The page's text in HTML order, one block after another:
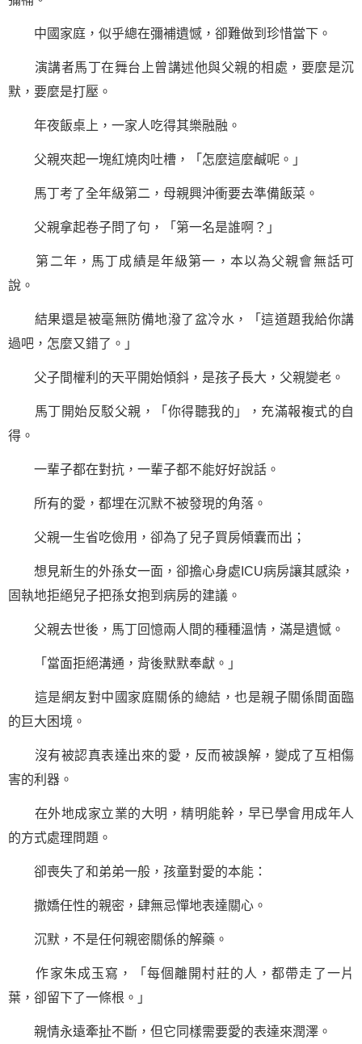
中國家庭，似乎總在彌補遺憾，卻難做到珍惜當下。
演講者馬丁在舞台上曾講述他與父親的相處，要麼是沉
默，要麼是打壓。
年夜飯桌上，一家人吃得其樂融融。
父親夾起一塊紅燒肉吐槽，「怎麼這麼鹹呢。」
馬丁考了全年級第二，母親興沖衝要去準備飯菜。
父親拿起卷子問了句，「第一名是誰啊？」
第二年，馬丁成績是年級第一，本以為父親會無話可
說。
結果還是被毫無防備地潑了盆冷水，「這道題我給你講
過吧，怎麼又錯了。」
父子間權利的天平開始傾斜，是孩子長大，父親變老。
馬丁開始反駁父親，「你得聽我的」，充滿報複式的自
得。
一輩子都在對抗，一輩子都不能好好說話。
所有的愛，都埋在沉默不被發現的角落。
父親一生省吃儉用，卻為了兒子買房傾囊而出；
想見新生的外孫女一面，卻擔心身處ICU病房讓其感染，
固執地拒絕兒子把孫女抱到病房的建議。
父親去世後，馬丁回憶兩人間的種種溫情，滿是遺憾。
「當面拒絕溝通，背後默默奉獻。」
這是網友對中國家庭關係的總結，也是親子關係間面臨
的巨大困境。
沒有被認真表達出來的愛，反而被誤解，變成了互相傷
害的利器。
在外地成家立業的大明，精明能幹，早已學會用成年人
的方式處理問題。
卻喪失了和弟弟一般，孩童對愛的本能：
撒嬌任性的親密，肆無忌憚地表達關心。
沉默，不是任何親密關係的解藥。
作家朱成玉寫，「每個離開村莊的人，都帶走了一片
葉，卻留下了一條根。」
親情永遠牽扯不斷，但它同樣需要愛的表達來潤澤。